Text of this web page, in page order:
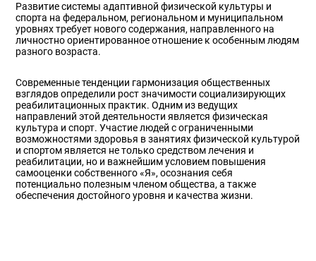
Развитие системы адаптивной физической культуры и
спорта на федеральном, региональном и муниципальном
уровнях требует нового содержания, направленного на
личностно ориентированное отношение к особенным людям
разного возраста.
Современные тенденции гармонизация общественных
взглядов определили рост значимости социализирующих
реабилитационных практик. Одним из ведущих
направлений этой деятельности является физическая
культура и спорт. Участие людей с ограниченными
возможностями здоровья в занятиях физической культурой
и спортом является не только средством лечения и
реабилитации, но и важнейшим условием повышения
самооценки собственного «Я», осознания себя
потенциально полезным членом общества, а также
обеспечения достойного уровня и качества жизни.